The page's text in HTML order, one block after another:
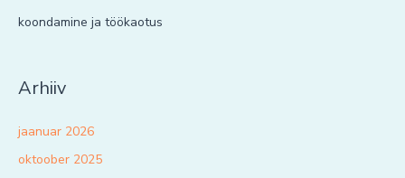
koondamine ja töökaotus
Arhiiv
jaanuar 2026
oktoober 2025